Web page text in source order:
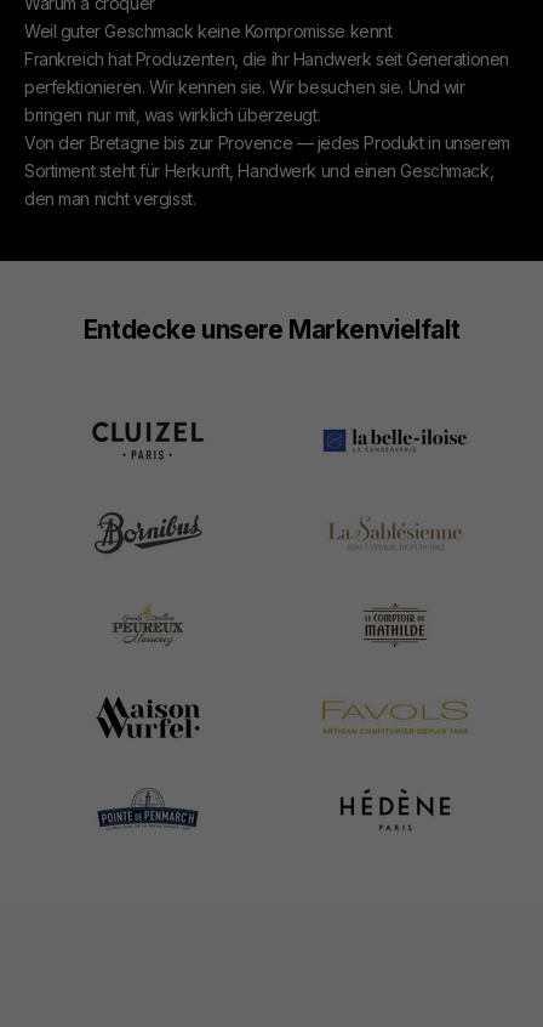
Weil guter Geschmack keine Kompromisse kennt
Frankreich hat Produzenten, die ihr Handwerk seit Generationen
perfektionieren. Wir kennen sie. Wir besuchen sie. Und wir
bringen nur mit, was wirklich überzeugt.
Von der Bretagne bis zur Provence — jedes Produkt in unserem
Sortiment steht für Herkunft, Handwerk und einen Geschmack,
den man nicht vergisst.
Entdecke unsere Markenvielfalt